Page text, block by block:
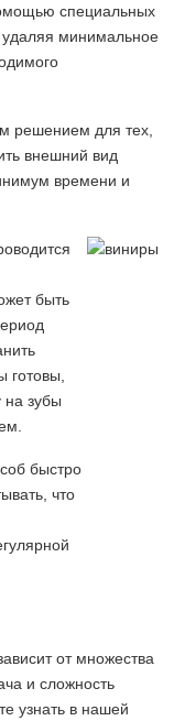
специальных
удаляя минимальное
решением для тех,
внешний вид
времени и
быть
готовы,
на зубы
быстро
что
от множества
и сложность
узнать в нашей